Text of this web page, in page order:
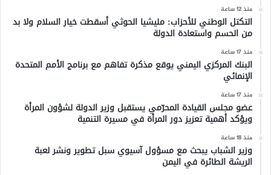
منذ 12 ساعة
التكتل الوطني للأحزاب: مليشيا الحوثي أسقطت خيار السلام ولا بد
من الحسم واستعادة الدولة
منذ 17 ساعة
البنك المركزي اليمني يوقع مذكرة تفاهم مع برنامج الأمم المتحدة
الإنمائي
منذ 17 ساعة
عضو مجلس القيادة المحرّمي يستقبل وزير الدولة لشؤون المرأة
ويؤكد أهمية تعزيز دور المرأة في مسيرة التنمية
منذ 18 ساعة
وزير الشباب يبحث مع مسؤول آسيوي سبل تطوير ونشر لعبة
الريشة الطائرة في اليمن